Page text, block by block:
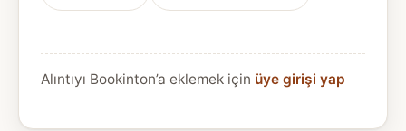
Alıntıyı Bookinton’a eklemek için üye girişi yap